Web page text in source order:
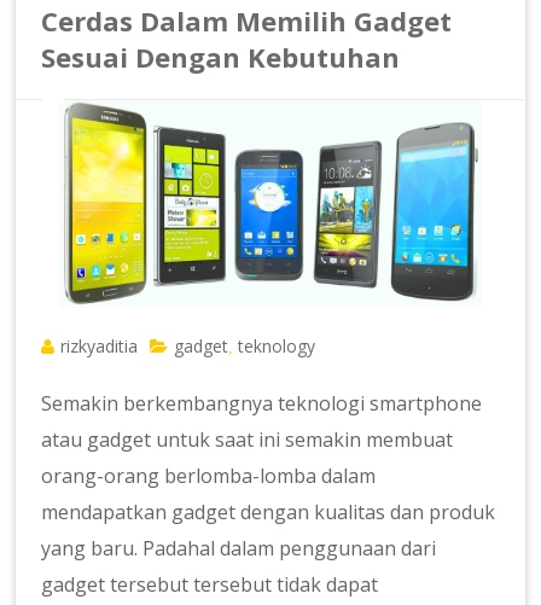
Cerdas Dalam Memilih Gadget
Sesuai Dengan Kebutuhan
rizkyaditia gadget ,teknology
Semakin berkembangnya teknologi smartphone
atau gadget untuk saat ini semakin membuat
orang-orang berlomba-lomba dalam
mendapatkan gadget dengan kualitas dan produk
yang baru. Padahal dalam penggunaan dari
gadget tersebut tersebut tidak dapat